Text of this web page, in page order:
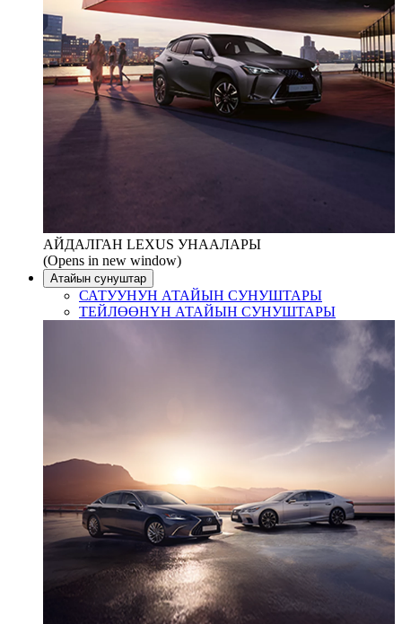
АЙДАЛГАН LEXUS УНААЛАРЫ
(Opens in new window)
Атайын сунуштар
САТУУНУН АТАЙЫН СУНУШТАРЫ
ТЕЙЛӨӨНҮН АТАЙЫН СУНУШТАРЫ